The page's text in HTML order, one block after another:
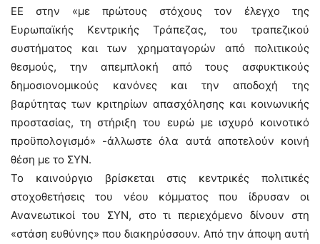
ΕΕ στην «με πρώτους στόχους τον έλεγχο της
Ευρωπαϊκής Κεντρικής Τράπεζας, του τραπεζικού
συστήματος και των χρηματαγορών από πολιτικούς
θεσμούς, την απεμπλοκή από τους ασφυκτικούς
δημοσιονομικούς κανόνες και την αποδοχή της
βαρύτητας των κριτηρίων απασχόλησης και κοινωνικής
προστασίας, τη στήριξη του ευρώ με ισχυρό κοινοτικό
προϋπολογισμό» -άλλωστε όλα αυτά αποτελούν κοινή
θέση με το ΣΥΝ.
Το καινούργιο βρίσκεται στις κεντρικές πολιτικές
στοχοθετήσεις του νέου κόμματος που ίδρυσαν οι
Ανανεωτικοί του ΣΥΝ, στο τι περιεχόμενο δίνουν στη
«στάση ευθύνης» που διακηρύσσουν. Από την άποψη αυτή